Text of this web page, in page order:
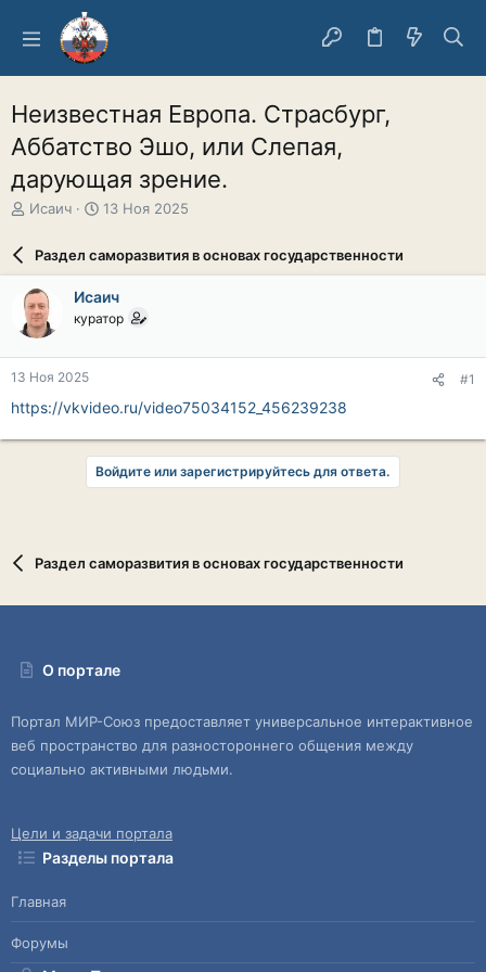
Неизвестная Европа. Страсбург,
Аббатство Эшо, или Слепая,
дарующая зрение.
А
о
р
т
е
м
ы
Исаич
Д
а
а
ч
л
13 Ноя 2025
Раздел саморазвития в основах государственности
Исаич
куратор
13 Ноя 2025 #1
https://vkvideo.ru/video75034152_456239238
Войдите или зарегистрируйтесь для ответа.
Раздел саморазвития в основах государственности
О портале
Портал МИР-Союз предоставляет универсальное интерактивное
веб пространство для разностороннего общения между
социально активными людьми.
Цели и задачи портала
Разделы портала
Главная
Форумы